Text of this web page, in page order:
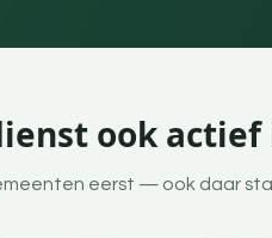
ook
eerst — ook daar